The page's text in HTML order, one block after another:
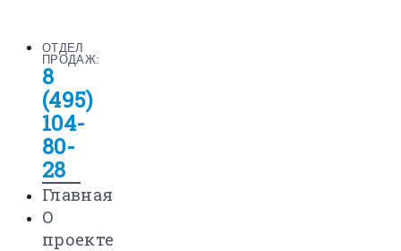
ОТДЕЛ
ПРОДАЖ:
8
(495)
104-
80-
28
Главная
О
проекте